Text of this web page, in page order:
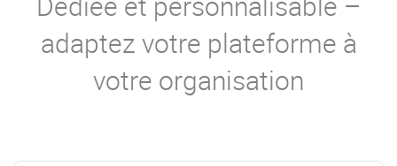
Produit
La Plateforme
No code
adaptez votre plateforme à
votre organisation